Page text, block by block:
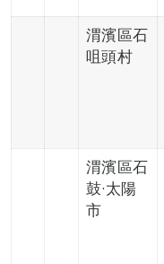
渭濱區石
咀頭村
渭濱區石
鼓·太陽
市